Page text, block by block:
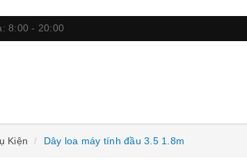
8:00 - 20:00
Kiện Dây loa máy tính đầu 3.5 1.8m